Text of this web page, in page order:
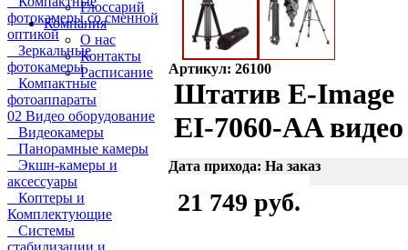
Глоссарий
Компания
О нас
Контакты
Расписание
фотокамеры со сменной
оптикой
Зеркальные
фотокамеры
Компактные
фотоаппараты
02 Видео оборудование
Видеокамеры
Панорамные камеры
Экшн-камеры и
аксессуары
Коптеры и
Комплектующие
Системы
стабилизации и
Артикул: 26100
Штатив E-Image
EI-7060-AA видео
Дата прихода: На заказ
21 749 руб.